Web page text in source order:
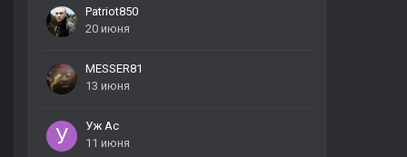
Patriot850
20 июня
MESSER81
13 июня
Уж Ас
11 июня